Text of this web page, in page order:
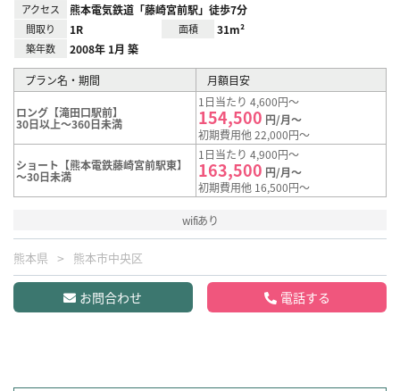
アクセス 熊本電気鉄道「藤崎宮前駅」徒歩7分
間取り 1R 面積 31m²
築年数 2008年 1月 築
プラン名・期間 月額目安
ロング【滝田口駅前】
30日以上～360日未満
1日当たり 4,600円～
154,500 円/月～
初期費用他 22,000円～
ショート【熊本電鉄藤崎宮前駅東】
～30日未満
1日当たり 4,900円～
163,500 円/月～
初期費用他 16,500円～
wifiあり
熊本県 熊本市中央区
お問合わせ 電話する